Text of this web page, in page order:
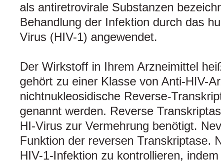
als antiretrovirale Substanzen
Behandlung der Infektion durch das
Virus (HIV-1) angewendet.
Der Wirkstoff in Ihrem Arzneimittel
gehört zu einer Klasse von Anti-HIV-
nichtnukleosidische Reverse-
genannt werden. Reverse
HI-Virus zur Vermehrung benötigt.
Funktion der reversen Transkriptase.
HIV-1-Infektion zu kontrollieren,